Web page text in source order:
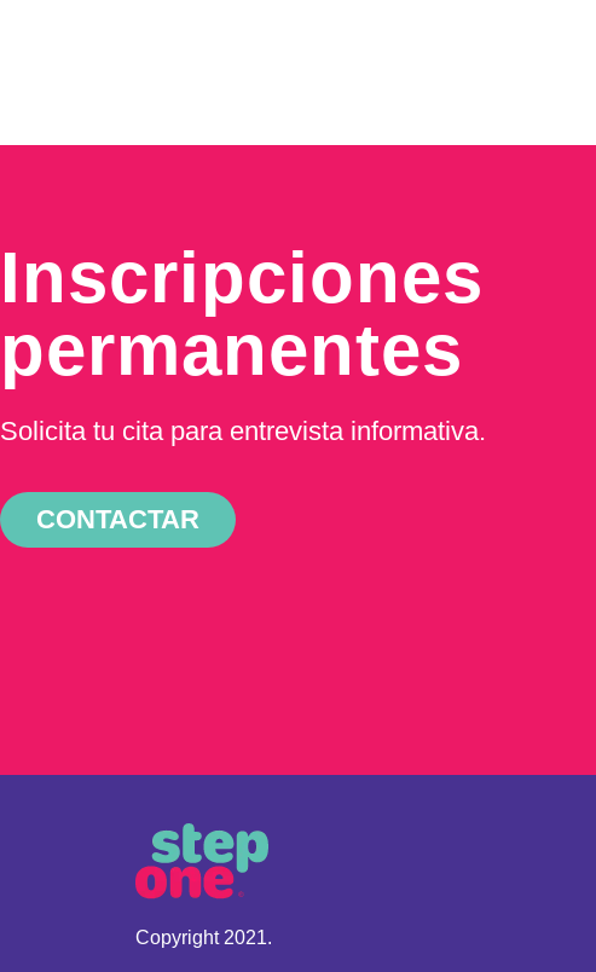
Inscripciones
permanentes
Solicita tu cita para entrevista informativa.
CONTACTAR
Copyright 2021.